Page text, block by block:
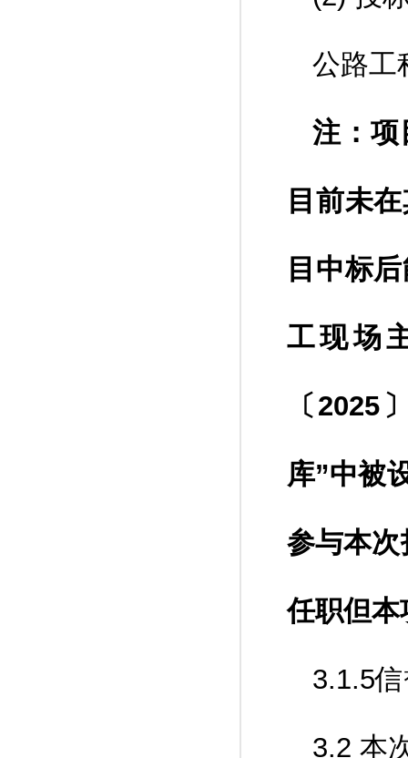
公路工
注：项
目前未
目中标
工现场
〔
库”中被
参与本
任职但本
3.1.5
3.2 本